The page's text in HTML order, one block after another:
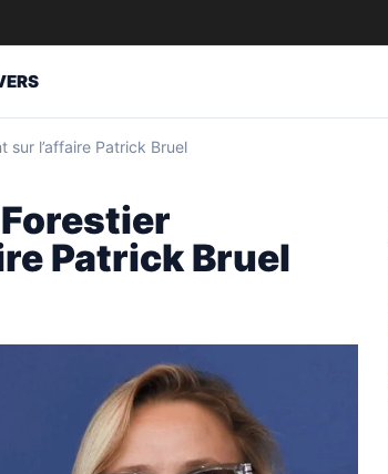
sur l’affaire Patrick Bruel
Patrick Bruel